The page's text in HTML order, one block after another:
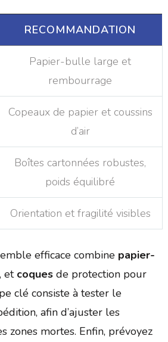
RECOMMANDATION
Papier-bulle large et
rembourrage
Copeaux de papier et coussins
d’air
Boîtes cartonnées robustes,
poids équilibré
Orientation et fragilité visibles
efficace combine papier-
et coquesde protection pour
clé consiste à tester le
afin d’ajuster les
zones mortes. Enfin, prévoyez